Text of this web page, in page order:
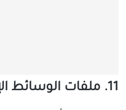
11. ملفات الوسائط الإضافية